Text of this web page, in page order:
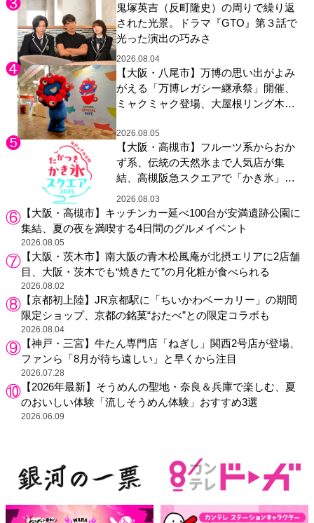
鬼塚英吉（反町隆史）の周りで繰り返
された光景。ドラマ『GTO』第３話で
光った演出の巧みさ
2026.08.04
【大阪・八尾市】万博の思い出がよみ
がえる「万博レガシー継承祭」開催、
ミャクミャク登場、大屋根リング木材
展示も
2026.08.05
【大阪・高槻市】フルーツ系からおか
ず系、伝統の天然氷まで人気店が集
結、高槻阪急スクエアで「かき氷」祭
り
2026.08.03
【大阪・高槻市】キッチンカー延べ100台が安満遺跡公園に
集結、夏の夜を満喫する4日間のグルメイベント
2026.08.05
【大阪・茨木市】南大阪の青木松風庵が北摂エリアに2店舗
目、大阪・茨木でも“焼きたて”の月化粧が食べられる
2026.08.02
【京都初上陸】JR京都駅に「ちいかわベーカリー」の期間
限定ショップ、京都の銘菓“おたべ”との限定コラボも
2026.08.04
【神戸・三宮】牛たん専門店「ねぎし」関西2号店が登場、
ファンら「8月が待ち遠しい」と早くから注目
2026.07.28
【2026年最新】そうめんの聖地・奈良＆兵庫で楽しむ、夏
のおいしい体験「流しそうめん体験」おすすめ3選
2026.06.09